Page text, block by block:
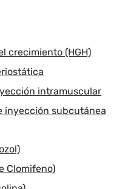
crecimiento (HGH)
intramuscular
inyección subcutánea
Clomifeno)